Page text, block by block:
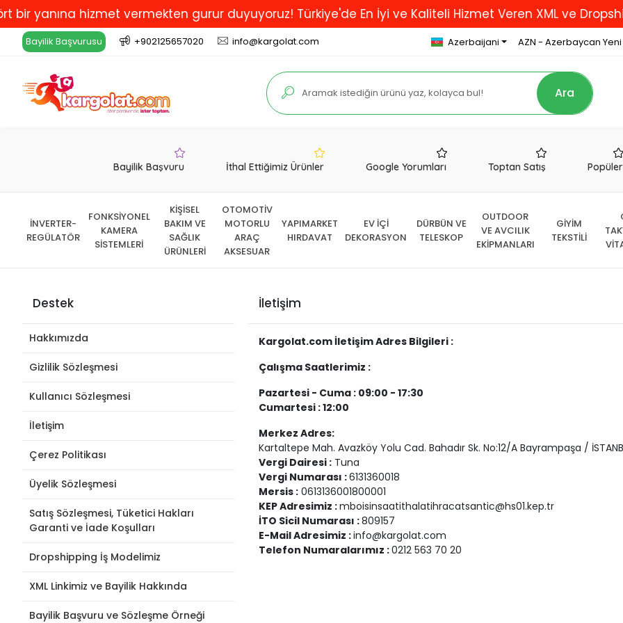
hizmet vermekten gurur duyuyoruz! Türkiye'de En İyi ve Kaliteli Hizmet Veren XML ve Dropshipping
Bayilik Başvurusu +902125657020 info@kargolat.com Azerbaijani AZN - Azerbaycan Yeni
Ara
Bayilik Başvuru İthal Ettiğimiz Ürünler Google Yorumları Toptan Satış Popüler
İNVERTER-
REGÜLATÖR
FONKSİYONEL
KAMERA
SİSTEMLERİ
KİŞİSEL
BAKIM VE
SAĞLIK
ÜRÜNLERİ
OTOMOTİV
MOTORLU
ARAÇ
AKSESUAR
YAPIMARKET
HIRDAVAT
EV İÇİ
DEKORASYON
DÜRBÜN VE
TELESKOP
OUTDOOR
VE AVCILIK
EKİPMANLARI
GİYİM
TEKSTİLİ
Destek
Hakkımızda
Gizlilik Sözleşmesi
Kullanıcı Sözleşmesi
İletişim
Çerez Politikası
Üyelik Sözleşmesi
Satış Sözleşmesi, Tüketici Hakları
Garanti ve İade Koşulları
Dropshipping İş Modelimiz
XML Linkimiz ve Bayilik Hakkında
Bayilik Başvuru ve Sözleşme Örneği
İletişim
Kargolat.com İletişim Adres Bilgileri :
Çalışma Saatlerimiz :
Pazartesi - Cuma : 09:00 - 17:30
Cumartesi : 12:00
Merkez Adres:
Kartaltepe Mah. Avazköy Yolu Cad. Bahadır Sk. No:12/A Bayrampaşa /
Vergi Dairesi : Tuna
Vergi Numarası :6131360018
Mersis : 0613136001800001
KEP Adresimiz :mboisinsaatithalatihracatsantic@hs01.kep.tr
İTO Sicil Numarası :809157
E-Mail Adresimiz :info@kargolat.com
Telefon Numaralarımız :0212 563 70 20